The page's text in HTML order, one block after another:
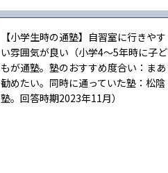
【小学生時の通塾】自習室に行きやす
い雰囲気が良い（小学4〜5年時に子ど
もが通塾。塾のおすすめ度合い：まあ
勧めたい。同時に通っていた塾：松陰
塾。回答時期2023年11月）